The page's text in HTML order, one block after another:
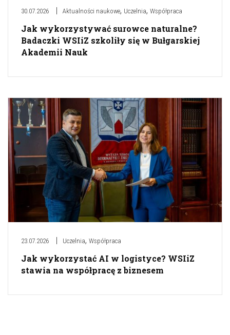
30.07.2026 Aktualności naukowe, Uczelnia, Współpraca
Jak wykorzystywać surowce naturalne?
Badaczki WSIiZ szkoliły się w Bułgarskiej
Akademii Nauk
23.07.2026 Uczelnia, Współpraca
Jak wykorzystać AI w logistyce? WSIiZ
stawia na współpracę z biznesem